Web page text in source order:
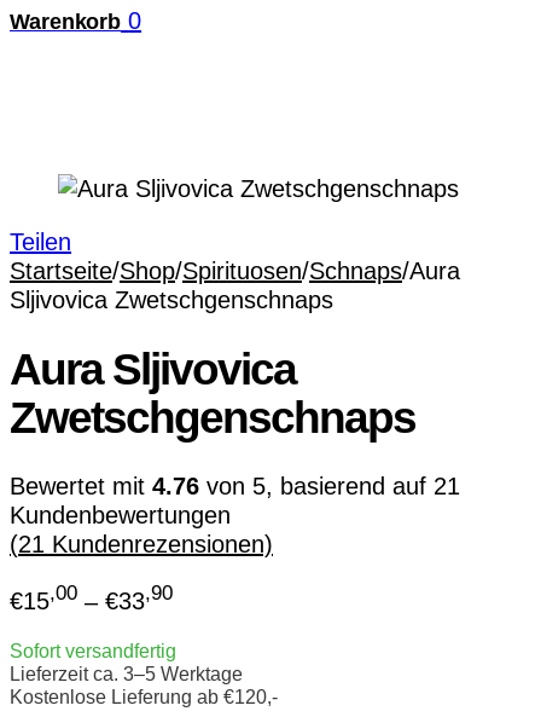
Warenkorb 0
Teilen
Startseite/Shop/Spirituosen/Schnaps/Aura
Sljivovica Zwetschgenschnaps
Aura Sljivovica
Zwetschgenschnaps
Bewertet mit 4.76 von 5, basierend auf 21
Kundenbewertungen
(21 Kundenrezensionen)
€15,00 – €33,90
Sofort versandfertig
Lieferzeit ca. 3–5 Werktage
Kostenlose Lieferung ab €120,-